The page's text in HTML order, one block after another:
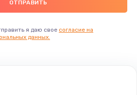
Заказать
я даю свое согласие на
данных.